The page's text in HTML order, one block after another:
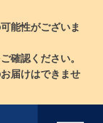
能性がございま
確認ください。
届けはできませ